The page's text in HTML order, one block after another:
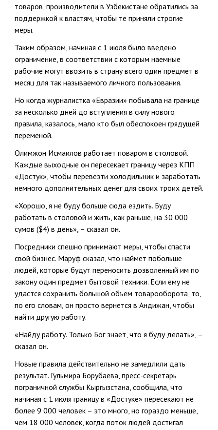
товаров, производители в Узбекистане обратились за
поддержкой к властям, чтобы те приняли строгие
меры.
Таким образом, начиная с 1 июля было введено
ограничение, в соответствии с которым наемные
рабочие могут ввозить в страну всего один предмет в
месяц для так называемого личного пользования.
Но когда журналистка «Евразии» побывала на границе
за несколько дней до вступления в силу нового
правила, казалось, мало кто был обеспокоен грядущей
переменой.
Олимжон Исмаилов работает поваром в столовой.
Каждые выходные он пересекает границу через КПП
«Достук», чтобы перевезти холодильник и заработать
немного дополнительных денег для своих троих детей.
«Хорошо, я не буду больше сюда ездить. Буду
работать в столовой и жить, как раньше, на 30 000
сумов ($4) в день», – сказал он.
Посредники спешно принимают меры, чтобы спасти
свой бизнес. Маруф сказал, что наймет побольше
людей, которые будут переносить дозволенный им по
закону один предмет бытовой техники. Если ему не
удастся сохранить большой объем товарооборота, то,
по его словам, он просто вернется в Андижан, чтобы
найти другую работу.
«Найду работу. Только Бог знает, что я буду делать», –
сказал он.
Новые правила действительно не замедлили дать
результат. Гульмира Борубаева, пресс-секретарь
пограничной службы Кыргызстана, сообщила, что
начиная с 1 июля границу в «Достуке» пересекают не
более 9 000 человек – это много, но гораздо меньше,
чем 18 000 человек, когда поток людей достигал